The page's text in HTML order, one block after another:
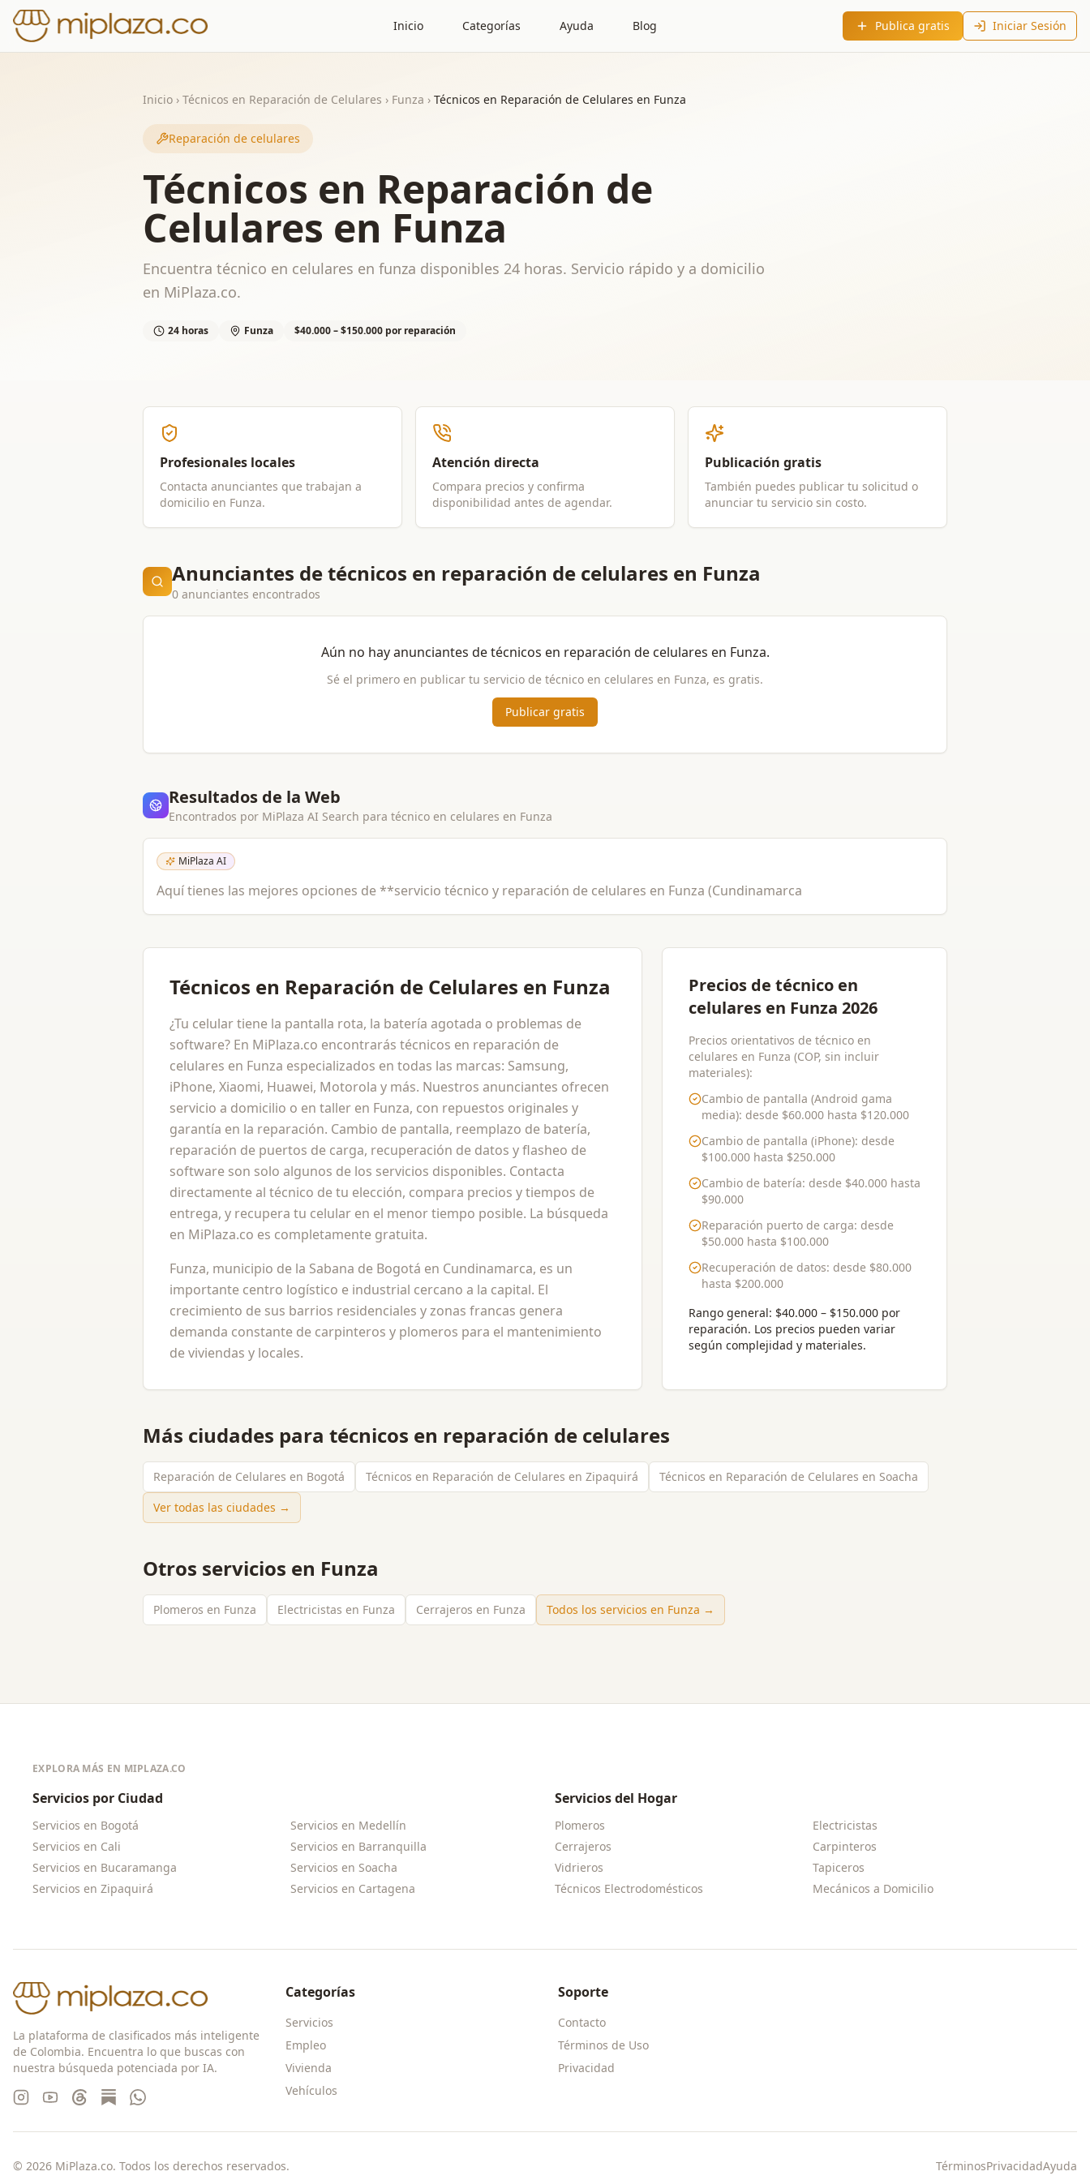
Inicio Categorías Ayuda Blog Publica gratis Iniciar Sesión
Inicio › Técnicos en Reparación de Celulares › Funza › Técnicos en Reparación de Celulares en Funza
Reparación de celulares
Técnicos en Reparación de
Celulares en Funza
Encuentra técnico en celulares en funza disponibles 24 horas. Servicio rápido y a domicilio
en MiPlaza.co.
24 horas Funza $40.000 – $150.000 por reparación
Profesionales locales
Contacta anunciantes que trabajan a
domicilio en Funza.
Atención directa
Compara precios y confirma
disponibilidad antes de agendar.
Publicación gratis
También puedes publicar tu solicitud o
anunciar tu servicio sin costo.
Anunciantes de técnicos en reparación de celulares en Funza
0 anunciantes encontrados
Aún no hay anunciantes detécnicos en reparación de celulares en Funza.
Sé el primero en publicar tu servicio de técnico en celulares en Funza, es gratis.
Publicar gratis
Resultados de la Web
Encontrados por MiPlaza AI Search para técnico en celulares en Funza
MiPlaza AI
Aquí tienes las mejores opciones de **servicio técnico y reparación de celulares en Funza (Cundinamarca
Técnicos en Reparación de Celulares en Funza
¿Tu celular tiene la pantalla rota, la batería agotada o problemas de
software? En MiPlaza.co encontrarás técnicos en reparación de
celulares en Funza especializados en todas las marcas: Samsung,
iPhone, Xiaomi, Huawei, Motorola y más. Nuestros anunciantes ofrecen
servicio a domicilio o en taller en Funza, con repuestos originales y
garantía en la reparación. Cambio de pantalla, reemplazo de batería,
reparación de puertos de carga, recuperación de datos y flasheo de
software son solo algunos de los servicios disponibles. Contacta
directamente al técnico de tu elección, compara precios y tiempos de
entrega, y recupera tu celular en el menor tiempo posible. La búsqueda
en MiPlaza.co es completamente gratuita.
Funza, municipio de la Sabana de Bogotá en Cundinamarca, es un
importante centro logístico e industrial cercano a la capital. El
crecimiento de sus barrios residenciales y zonas francas genera
demanda constante de carpinteros y plomeros para el mantenimiento
de viviendas y locales.
Precios de técnico en
celulares en Funza 2026
Precios orientativos de técnico en
celulares en Funza (COP, sin incluir
materiales):
Cambio de pantalla (Android gama
media): desde $60.000hasta $120.000
Cambio de pantalla (iPhone): desde
$100.000hasta $250.000
Cambio de batería: desde $40.000hasta
$90.000
Reparación puerto de carga: desde
$50.000hasta $100.000
Recuperación de datos: desde $80.000
hasta $200.000
Rango general: $40.000 – $150.000 por
reparación. Los precios pueden variar
según complejidad y materiales.
Más ciudades para técnicos en reparación de celulares
Reparación de Celulares en Bogotá Técnicos en Reparación de Celulares en Zipaquirá
Técnicos en Reparación de Celulares en Soacha
Ver todas las ciudades →
Otros servicios en Funza
Plomeros en Funza Electricistas en Funza Cerrajeros en Funza Todos los servicios en Funza →
EXPLORA MÁS EN MIPLAZA.CO
Servicios por Ciudad
Servicios en Bogotá Servicios en Medellín
Servicios en Cali Servicios en Barranquilla
Servicios en Bucaramanga Servicios en Soacha
Servicios en Zipaquirá Servicios en Cartagena
Servicios del Hogar
Plomeros
Electricistas
Cerrajeros
Carpinteros
Vidrieros
Tapiceros
Técnicos Electrodomésticos
Mecánicos a Domicilio
La plataforma de clasificados más inteligente
de Colombia. Encuentra lo que buscas con
nuestra búsqueda potenciada por IA.
Categorías
Servicios
Empleo
Vivienda
Vehículos
Soporte
Contacto
Términos de Uso
Privacidad
© 2026 MiPlaza.co. Todos los derechos reservados. TérminosPrivacidadAyuda